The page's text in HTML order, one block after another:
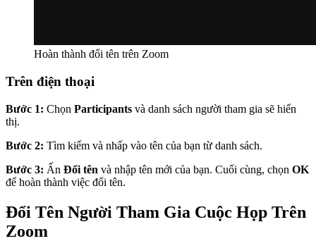
Hoàn thành đổi tên trên Zoom
Trên điện thoại
Bước 1: Chọn Participants và danh sách người tham gia sẽ hiển
thị.
Bước 2: Tìm kiếm và nhấp vào tên của bạn từ danh sách.
Bước 3: Ấn Đổi tên và nhập tên mới của bạn. Cuối cùng, chọn OK
để hoàn thành việc đổi tên.
Đổi Tên Người Tham Gia Cuộc Họp Trên
Zoom